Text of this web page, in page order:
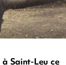
Saint-Leu ce